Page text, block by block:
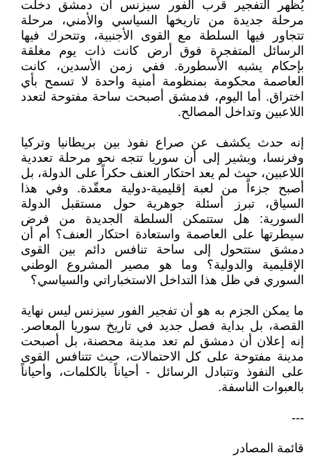
يُظهر التفجير قرب الفور سيزنس أن دمشق دخلت
مرحلة جديدة من تاريخها السياسي والأمني، مرحلة
تتجاور فيها السلطة مع القوى الأجنبية، وتتحرك فيها
الرسائل المتفجرة فوق أرض كانت ذات يوم مغلقة
بإحكام يشبه الأسطورة. ففي زمن الأسدين، كانت
العاصمة محكومة بمنظومة أمنية واحدة لا تسمح بأي
اختراق. أما اليوم، فدمشق أصبحت ساحة مفتوحة لتعدد
اللاعبين وتداخل المصالح.
إنه حدث يكشف عن صراع نفوذ بين بريطانيا وتركيا
وفرنسا، ويشير إلى أن سوريا تتجه نحو مرحلة تعددية
اللاعبين، حيث لم يعد احتكار العنف حكراً على الدولة، بل
أصبح جزءاً من لعبة إقليمية-دولية معقّدة. وفي هذا
السياق، تبرز أسئلة جوهرية حول مستقبل الدولة
السورية: هل ستتمكن السلطة الجديدة من فرض
سيطرتها على العاصمة واستعادة احتكار العنف؟ أم أن
دمشق ستتحول إلى ساحة تنافس دائم بين القوى
الإقليمية والدولية؟ وما هو مصير المشروع الوطني
السوري في ظل هذا التداخل الاستخباراتي والسياسي؟
ما يمكن الجزم به هو أن تفجير الفور سيزنس ليس نهاية
القصة، بل بداية فصل جديد في تاريخ سوريا المعاصر.
إنه إعلان أن دمشق لم تعد مدينة محصنة، بل أصبحت
مدينة مفتوحة على كل الاحتمالات، حيث تتنافس القوى
على النفوذ وتتبادل الرسائل - أحياناً بالكلمات، وأحياناً
بالعبوات الناسفة.
---
قائمة المصادر